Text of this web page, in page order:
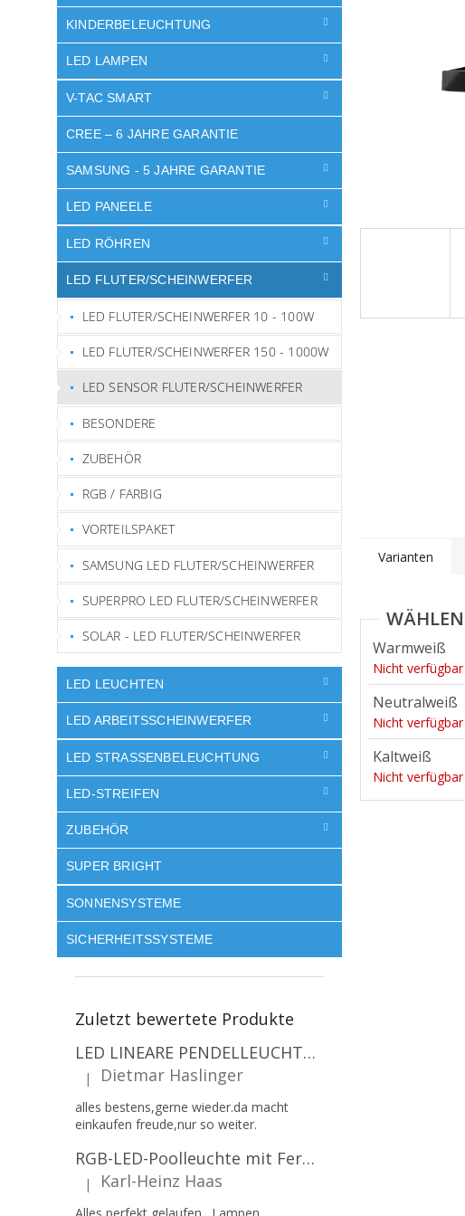
e
KINDERBELEUCHTUNG
LED LAMPEN
V-TAC SMART
CREE – 6 JAHRE GARANTIE
SAMSUNG - 5 JAHRE GARANTIE
LED PANEELE
LED RÖHREN
LED FLUTER/SCHEINWERFER
LED FLUTER/SCHEINWERFER 10 - 100W
LED FLUTER/SCHEINWERFER 150 - 1000W
LED SENSOR FLUTER/SCHEINWERFER
BESONDERE
ZUBEHÖR
RGB / FARBIG
VORTEILSPAKET
SAMSUNG LED FLUTER/SCHEINWERFER
SUPERPRO LED FLUTER/SCHEINWERFER
SOLAR - LED FLUTER/SCHEINWERFER
LED LEUCHTEN
LED ARBEITSSCHEINWERFER
LED STRASSENBELEUCHTUNG
LED-STREIFEN
ZUBEHÖR
SUPER BRIGHT
SONNENSYSTEME
SICHERHEITSSYSTEME
Zuletzt bewertete Produkte
LED LINEARE PENDELLEUCHTE EXECULINE 120CM, 30W, 3750LM, 96°, 4000K, IP20, WEISS [207806]
Die Produktbewertung beträgt 5 von 5 Sternen.
| Dietmar Haslinger
alles bestens,gerne wieder.da macht
einkaufen freude,nur so weiter.
RGB-LED-Poolleuchte mit Fernbedienung, 12W, 1260lm, PAR56, 12V, 1+1 gratis!
Die Produktbewertung beträgt 5 von 5 Sternen.
| Karl-Heinz Haas
Varianten
Warmweiß
Nicht verfügbar
Neutralweiß
Nicht verfügbar
Kaltweiß
Nicht verfügbar